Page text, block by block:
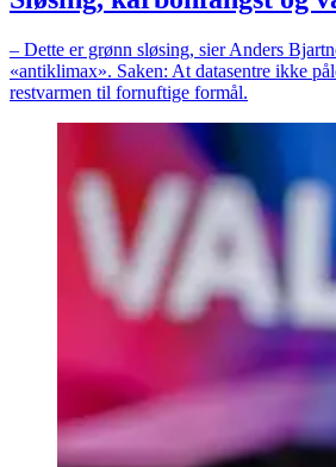
– Dette er grønn sløsing, sier Anders
«antiklimax». Saken: At datasentre ikke
restvarmen til fornuftige formål.